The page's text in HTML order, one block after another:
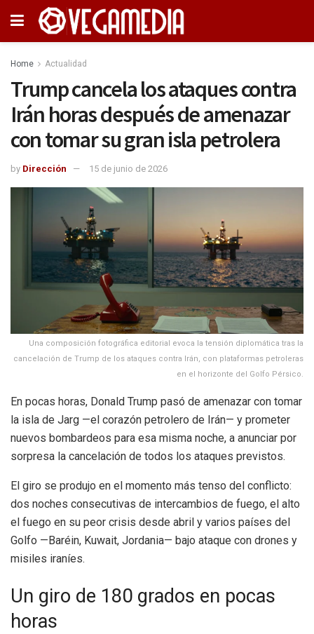
Home Actualidad
Trump cancela los ataques contra
Irán horas después de amenazar
con tomar su gran isla petrolera
by Dirección 15 de junio de 2026
Una composición fotográfica editorial evoca la tensión diplomática tras la
cancelación de Trump de los ataques contra Irán, con plataformas petroleras
en el horizonte del Golfo Pérsico.
En pocas horas, Donald Trump pasó de amenazar con tomar
la isla de Jarg —el corazón petrolero de Irán— y prometer
nuevos bombardeos para esa misma noche, a anunciar por
sorpresa la cancelación de todos los ataques previstos.
El giro se produjo en el momento más tenso del conflicto:
dos noches consecutivas de intercambios de fuego, el alto
el fuego en su peor crisis desde abril y varios países del
Golfo —Baréin, Kuwait, Jordania— bajo ataque con drones y
misiles iraníes.
Un giro de 180 grados en pocas
horas